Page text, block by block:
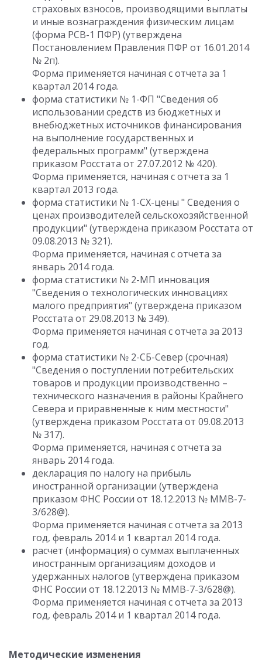
страховых взносов, производящими выплаты
и иные вознаграждения физическим лицам
(форма РСВ-1 ПФР) (утверждена
Постановлением Правления ПФР от 16.01.2014
№ 2п).
Форма применяется начиная с отчета за 1
квартал 2014 года.
форма статистики № 1-ФП "Сведения об
использовании средств из бюджетных и
внебюджетных источников финансирования
на выполнение государственных и
федеральных программ" (утверждена
приказом Росстата от 27.07.2012 № 420).
Форма применяется, начиная с отчета за 1
квартал 2013 года.
форма статистики № 1-СХ-цены " Сведения о
ценах производителей сельскохозяйственной
продукции" (утверждена приказом Росстата от
09.08.2013 № 321).
Форма применяется, начиная с отчета за
январь 2014 года.
форма статистики № 2-МП инновация
"Сведения о технологических инновациях
малого предприятия" (утверждена приказом
Росстата от 29.08.2013 № 349).
Форма применяется начиная с отчета за 2013
год.
форма статистики № 2-СБ-Север (срочная)
"Сведения о поступлении потребительских
товаров и продукции производственно –
технического назначения в районы Крайнего
Севера и приравненные к ним местности"
(утверждена приказом Росстата от 09.08.2013
№ 317).
Форма применяется, начиная с отчета за
январь 2014 года.
декларация по налогу на прибыль
иностранной организации (утверждена
приказом ФНС России от 18.12.2013 № ММВ-7-
3/628@).
Форма применяется начиная с отчета за 2013
год, февраль 2014 и 1 квартал 2014 года.
расчет (информация) о суммах выплаченных
иностранным организациям доходов и
удержанных налогов (утверждена приказом
ФНС России от 18.12.2013 № ММВ-7-3/628@).
Форма применяется начиная с отчета за 2013
год, февраль 2014 и 1 квартал 2014 года.
Методические изменения